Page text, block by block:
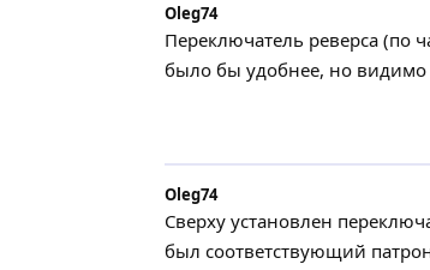
Oleg74
Переключатель реверса (по
было бы удобнее, но видимо
Oleg74
Сверху установлен
был соответствующий